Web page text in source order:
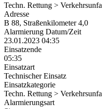
Techn. Rettung >
Adresse
B 88, Straßenkilometer 4,0
Alarmierung Datum/Zeit
23.01.2023 04:35
Einsatzende
05:35
Einsatzart
Technischer Einsatz
Einsatzkategorie
Techn. Rettung >
Alarmierungsart